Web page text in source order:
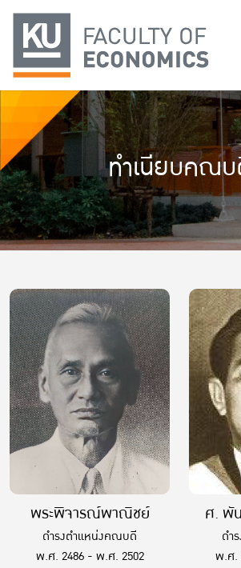
ทำเนียบคณ
พระพิจารณ์พาณิชย์
ดำรงตำแหน่งคณบดี
พ.ศ. 2486 - พ.ศ. 2502
ศ. พั
ดำ
พ.ศ.